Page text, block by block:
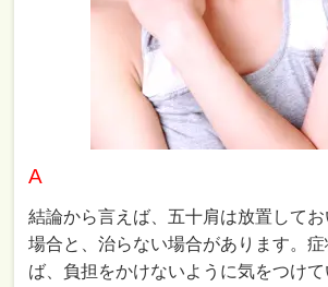
A
結論から言えば、五十肩は放置して
場合と、治らない場合があります。
ば、負担をかけないように気をつけ